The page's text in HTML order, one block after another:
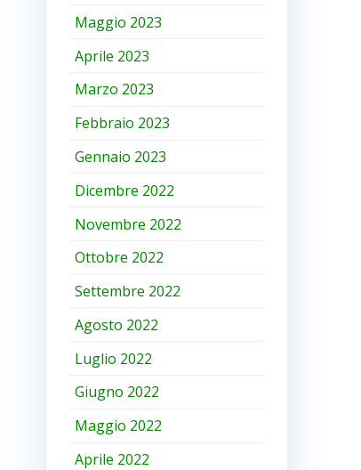
Maggio 2023
Aprile 2023
Marzo 2023
Febbraio 2023
Gennaio 2023
Dicembre 2022
Novembre 2022
Ottobre 2022
Settembre 2022
Agosto 2022
Luglio 2022
Giugno 2022
Maggio 2022
Aprile 2022